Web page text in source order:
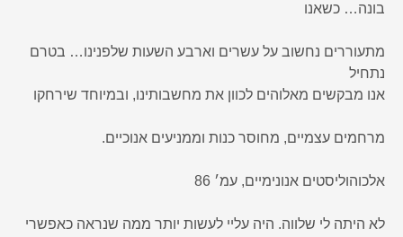
בונה… כשאנו
מתעוררים נחשוב על עשרים וארבע השעות שלפנינו… בטרם
נתחיל
אנו מבקשים מאלוהים לכוון את מחשבותינו, ובמיוחד שירחקו
מרחמים עצמיים, מחוסר כנות וממניעים אנוכיים.
אלכוהוליסטים אנונימיים, עמ׳ 86
לא היתה לי שלווה. היה עליי לעשות יותר ממה שנראה כאפשרי